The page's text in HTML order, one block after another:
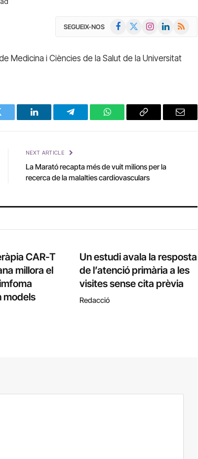
SEGUEIX-NOS Facebook InstagramLinkedIn
RSS
Medicina i Ciències de la Salut de la Universitat
LinkedIn Telegram WhatsAppCopy
Email
NEXT ARTICLE
La Marató recapta més de vuit milions per la
recerca de la malalties cardiovasculars
CAR-T
millora el
models
Un estudi avala la resposta
de l’atenció primària a les
visites sense cita prèvia
Redacció